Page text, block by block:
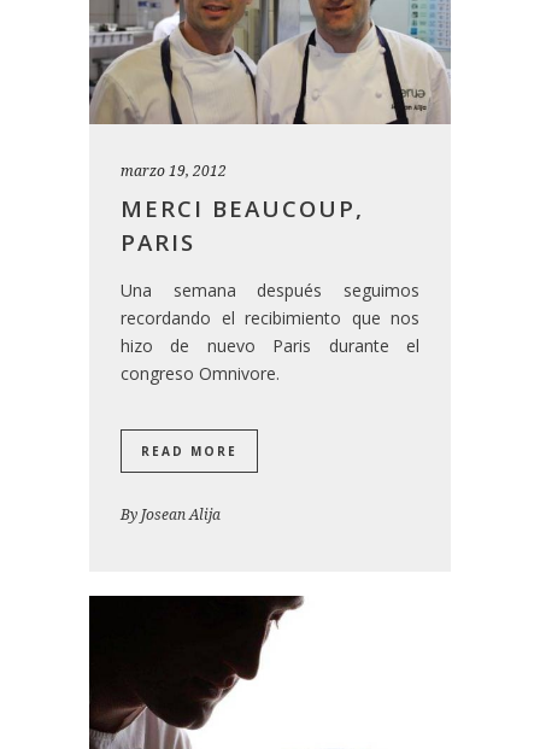
marzo 19, 2012
MERCI BEAUCOUP,
PARIS
Una semana después seguimos
recordando el recibimiento que nos
hizo de nuevo Paris durante el
congreso Omnivore.
READ MORE
By Josean Alija